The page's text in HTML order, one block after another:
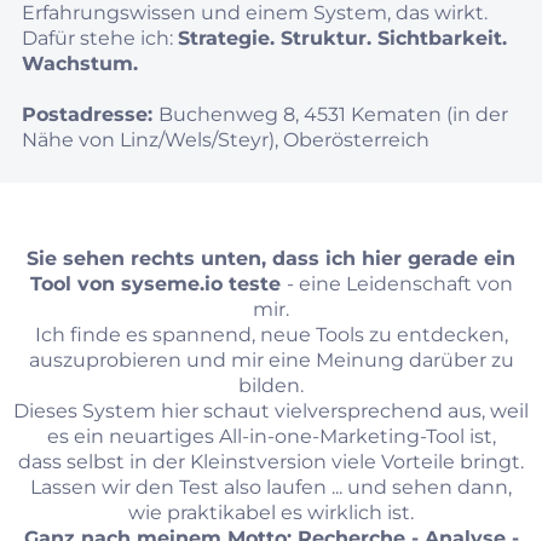
Erfahrungswissen und einem System, das wirkt.
Dafür stehe ich: Strategie. Struktur. Sichtbarkeit.
Wachstum.
Postadresse: Buchenweg 8, 4531 Kematen (in der
Nähe von Linz/Wels/Steyr), Oberösterreich
Sie sehen rechts unten, dass ich hier gerade ein
Tool von syseme.ioteste - eine Leidenschaft von
mir.
Ich finde es spannend, neue Tools zu entdecken,
auszuprobieren und mir eine Meinung darüber zu
bilden.
Dieses System hier schaut vielversprechend aus, weil
es ein neuartiges All-in-one-Marketing-Tool ist,
dass selbst in der Kleinstversion viele Vorteile bringt.
Lassen wir den Test also laufen ... und sehen dann,
wie praktikabel es wirklich ist.